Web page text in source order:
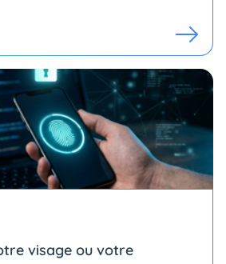
visage ou votre